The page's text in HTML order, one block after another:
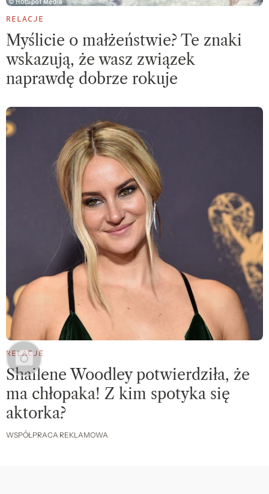
RELACJE
Myślicie o małżeństwie? Te znaki
wskazują, że wasz związek
naprawdę dobrze rokuje
RELACJE
Shailene Woodley potwierdziła, że
ma chłopaka! Z kim spotyka się
aktorka?
WSPÓŁPRACA REKLAMOWA